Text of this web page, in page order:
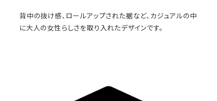
背中の抜け感、ロールアップされた裾など、カジュアルの中
に大人の女性らしさを取り入れたデザインです。